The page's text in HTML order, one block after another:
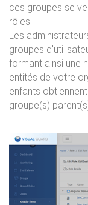
ces groupes se
rôles.
Les
groupes
formant ainsi une
entités de votre
enfants
groupe(s)